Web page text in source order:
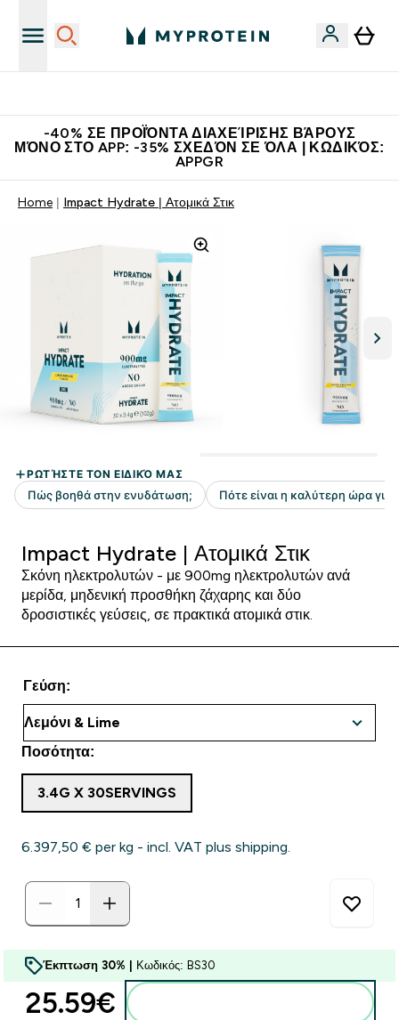
-40% ΣΕ ΠΡΟΪΌΝΤΑ ΔΙΑΧΕΊΡΙΣΗΣ ΒΆΡΟΥΣ
ΜΌΝΟ ΣΤΟ APP: -35% ΣΧΕΔΌΝ ΣΕ ΌΛΑ | ΚΩΔΙΚΌΣ:
APPGR
Home Impact Hydrate | Ατομικά Στικ
Impact Hydrate | Ατομικά Στικ
Σκόνη ηλεκτρολυτών - με 900mg ηλεκτρολυτών ανά
μερίδα, μηδενική προσθήκη ζάχαρης και δύο
δροσιστικές γεύσεις, σε πρακτικά ατομικά στικ.
Γεύση:
Ποσότητα:
3.4G X 30SERVINGS
6.397,50 €‎ per kg - incl. VAT plus shipping.
Έκπτωση 30% | Κωδικός: BS30
25.59€‎